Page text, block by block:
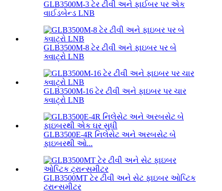
GLB3500M-3 ટેર ટીવી અને ફાઈબર પર એક
વાઈડબેન્ડ LNB
GLB3500M-8 ટેર ટીવી અને ફાઇબર પર બે
ક્વાટ્રો LNB
GLB3500M-16 ટેર ટીવી અને ફાઇબર પર ચાર
ક્વાટ્રો LNB
GLB3500E-4R નિલેસેટ અને અરબસેટ બે
ફાઇબરથી ઓ...
GLB3500MT ટેર ટીવી અને સેટ ફાઇબર ઓપ્ટિક
ટ્રાન્સમીટર